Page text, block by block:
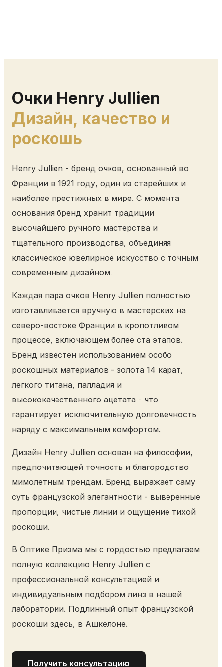
Очки Henry Jullien
Дизайн, качество и
роскошь
Henry Jullien - бренд очков, основанный во
Франции в 1921 году, один из старейших и
наиболее престижных в мире. С момента
основания бренд хранит традиции
высочайшего ручного мастерства и
тщательного производства, объединяя
классическое ювелирное искусство с точным
современным дизайном.
Каждая пара очков Henry Jullien полностью
изготавливается вручную в мастерских на
северо-востоке Франции в кропотливом
процессе, включающем более ста этапов.
Бренд известен использованием особо
роскошных материалов - золота 14 карат,
легкого титана, палладия и
высококачественного ацетата - что
гарантирует исключительную долговечность
наряду с максимальным комфортом.
Дизайн Henry Jullien основан на философии,
предпочитающей точность и благородство
мимолетным трендам. Бренд выражает саму
суть французской элегантности - выверенные
пропорции, чистые линии и ощущение тихой
роскоши.
В Оптике Призма мы с гордостью предлагаем
полную коллекцию Henry Jullien с
профессиональной консультацией и
индивидуальным подбором линз в нашей
лаборатории. Подлинный опыт французской
роскоши здесь, в Ашкелоне.
Получить консультацию